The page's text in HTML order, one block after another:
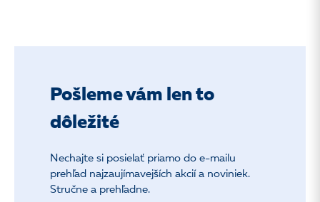
Pošleme vám len to
dôležité
Nechajte si posielať priamo do e-mailu
prehľad najzaujímavejších akcií a noviniek.
Stručne a prehľadne.